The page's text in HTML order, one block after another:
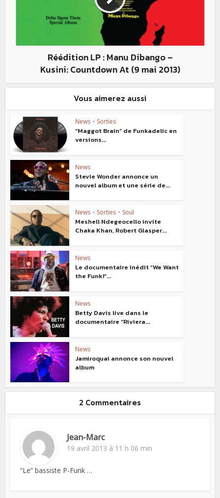
Réédition LP : Manu Dibango –
Kusini: Countdown At (9 mai 2013)
Vous aimerez aussi
News • Sorties
“Maggot Brain” de Funkadelic en
versions...
News
Stevie Wonder annonce un
nouvel album et une série de...
News • Sorties • Soul
Meshell Ndegeocello invite
Chaka Khan, Robert Glasper...
News
Le documentaire inédit “We Want
the Funk!”...
News
Betty Davis live dans le
documentaire “Riviera...
News
Jamiroquai annonce son nouvel
album
2 Commentaires
Jean-Marc
19 avril 2013 à 11 h 06 min
“Le” bassiste P-Funk …